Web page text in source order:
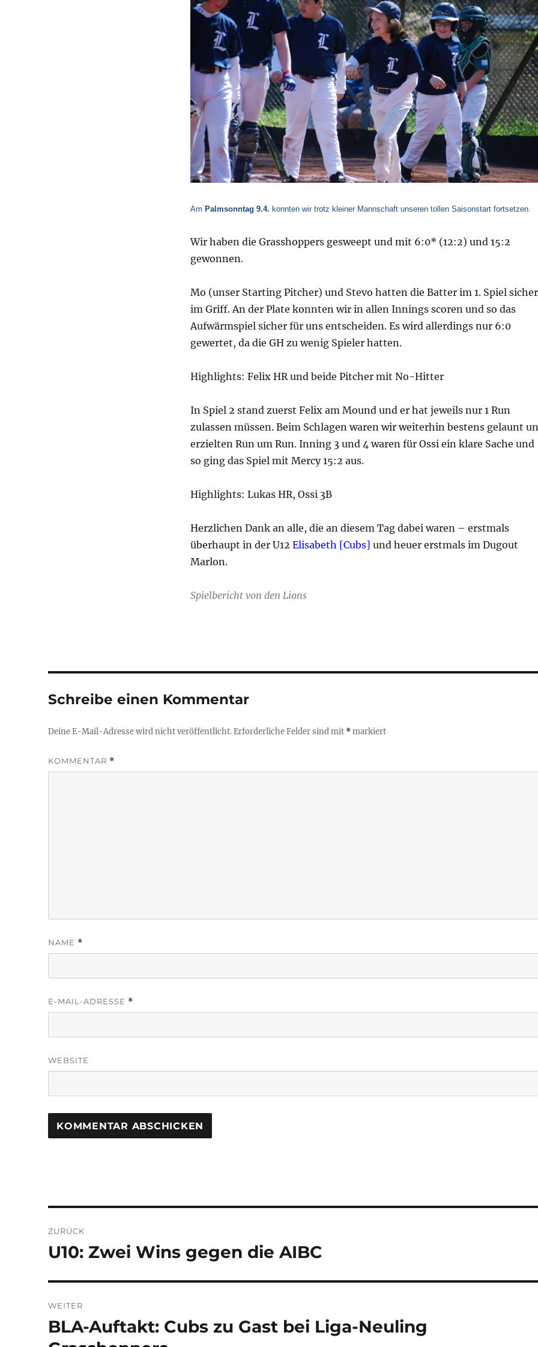
Am Palmsonntag 9.4. konnten wir trotz kleiner Mannschaft unseren tollen Saisonstart fortsetzen.
Wir haben die Grasshoppers gesweept und mit 6:0* (12:2) und 15:2
gewonnen.
Mo (unser Starting Pitcher) und Stevo hatten die Batter im 1. Spiel sicher
im Griff. An der Plate konnten wir in allen Innings scoren und so das
Aufwärmspiel sicher für uns entscheiden. Es wird allerdings nur 6:0
gewertet, da die GH zu wenig Spieler hatten.
Highlights: Felix HR und beide Pitcher mit No-Hitter
In Spiel 2 stand zuerst Felix am Mound und er hat jeweils nur 1 Run
zulassen müssen. Beim Schlagen waren wir weiterhin bestens gelaunt
erzielten Run um Run. Inning 3 und 4 waren für Ossi ein klare Sache und
so ging das Spiel mit Mercy 15:2 aus.
Highlights: Lukas HR, Ossi 3B
Herzlichen Dank an alle, die an diesem Tag dabei waren – erstmals
überhaupt in der U12 Elisabeth [Cubs] und heuer erstmals im Dugout
Marlon.
Spielbericht von den Lions
Schreibe einen Kommentar
Deine E-Mail-Adresse wird nicht veröffentlicht.Erforderliche Felder sind mit *markiert
KOMMENTAR *
NAME *
E-MAIL-ADRESSE *
WEBSITE
ZURÜCK
Vorheriger
U10: Zwei Wins gegen die AIBC
WEITER
Nächster
Beitrag:
BLA-Auftakt: Cubs zu Gast bei Liga-Neuling